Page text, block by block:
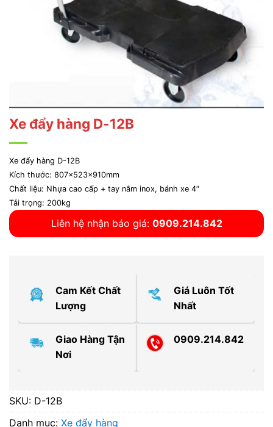
Xe đẩy hàng D-12B
Xe đẩy hàng D-12B
Kích thước: 807x523x910mm
Chất liệu: Nhựa cao cấp + tay nắm inox, bánh xe 4″
Tải trọng: 200kg
Liên hệ nhận báo giá: 0909.214.842
Cam Kết Chất
Lượng
Giá Luôn Tốt
Nhất
Giao Hàng Tận
Nơi
0909.214.842
SKU: D-12B
Danh mục: Xe đẩy hàng